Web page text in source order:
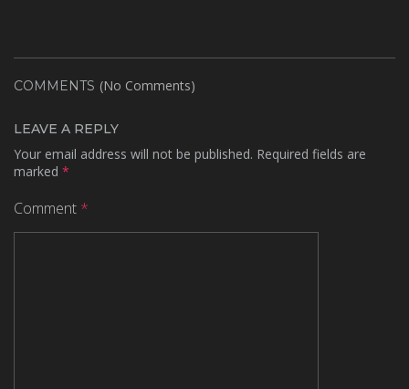
COMMENTS (No Comments)
LEAVE A REPLY
Your email address will not be published. Required fields are
marked *
Comment *